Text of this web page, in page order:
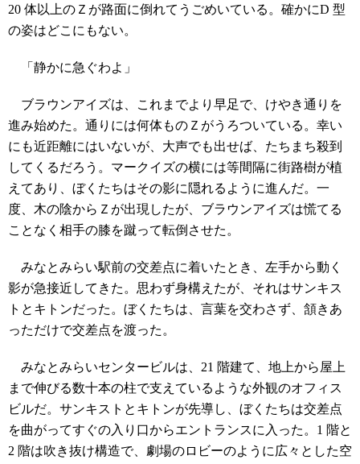
20 体以上のＺが路面に倒れてうごめいている。確かにD 型
の姿はどこにもない。
「静かに急ぐわよ」
ブラウンアイズは、これまでより早足で、けやき通りを
進み始めた。通りには何体ものＺがうろついている。幸い
にも近距離にはいないが、大声でも出せば、たちまち殺到
してくるだろう。マークイズの横には等間隔に街路樹が植
えてあり、ぼくたちはその影に隠れるように進んだ。一
度、木の陰からＺが出現したが、ブラウンアイズは慌てる
ことなく相手の膝を蹴って転倒させた。
みなとみらい駅前の交差点に着いたとき、左手から動く
影が急接近してきた。思わず身構えたが、それはサンキス
トとキトンだった。ぼくたちは、言葉を交わさず、頷きあ
っただけで交差点を渡った。
みなとみらいセンタービルは、21 階建て、地上から屋上
まで伸びる数十本の柱で支えているような外観のオフィス
ビルだ。サンキストとキトンが先導し、ぼくたちは交差点
を曲がってすぐの入り口からエントランスに入った。1 階と
2 階は吹き抜け構造で、劇場のロビーのように広々とした空